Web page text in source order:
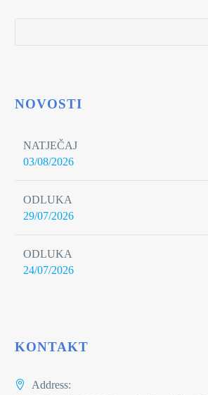
NOVOSTI
NATJEČAJ
03/08/2026
ODLUKA
29/07/2026
ODLUKA
24/07/2026
KONTAKT
Address: